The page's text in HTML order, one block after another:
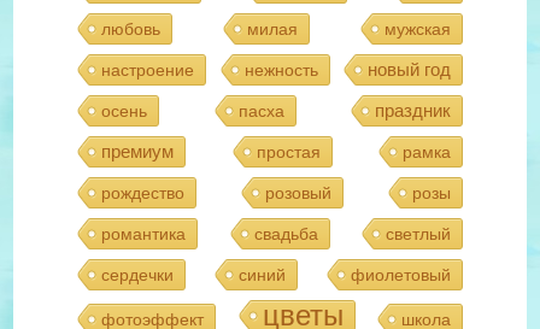
любовь милая мужская
настроение нежность новый год
осень пасха
праздник
премиум
простая рамка
рождество розовый розы
романтика свадьба светлый
сердечки синий фиолетовый
фотоэффект цветы школа